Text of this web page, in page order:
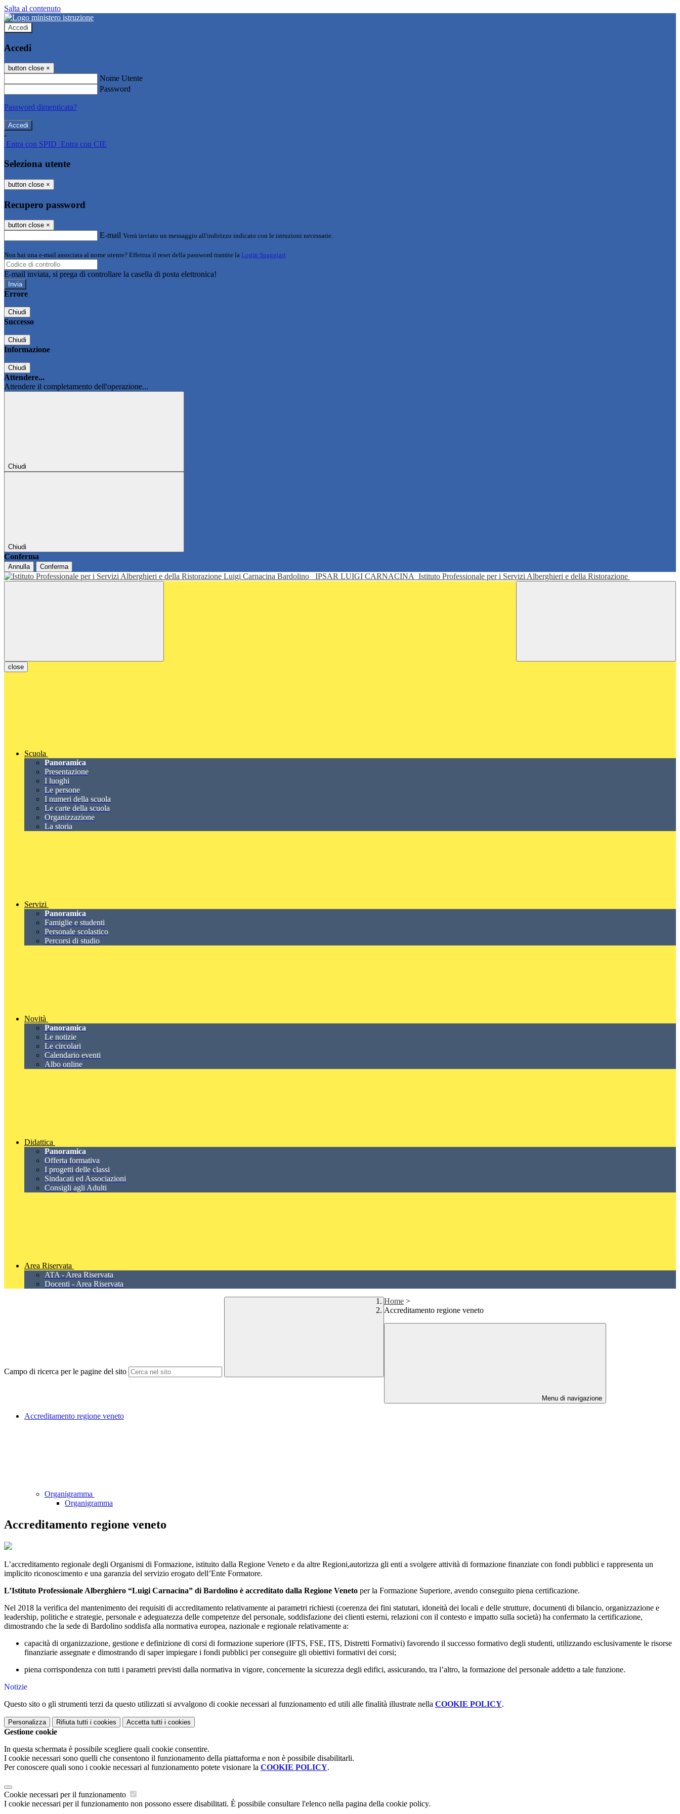
Salta al contenuto
Accedi
Accedi
button close ×
Nome Utente
Password
Password dimenticata?
-
Entra con SPID Entra con CIE
Seleziona utente
button close ×
Recupero password
button close ×
E-mail Verrà inviato un messaggio all'indirizzo indicato con le istruzioni necessarie.
Non hai una e-mail associata al nome utente? Effettua il reset della password tramite la Login Spaggiari
E-mail inviata, si prega di controllare la casella di posta elettronica!
Errore
Chiudi
Successo
Chiudi
Informazione
Chiudi
Attendere...
Attendere il completamento dell'operazione...
Chiudi
Chiudi
Conferma
Annulla Conferma
IPSAR LUIGI CARNACINA Istituto Professionale per i Servizi Alberghieri e della Ristorazione
close
Scuola
Panoramica
Presentazione
I luoghi
Le persone
I numeri della scuola
Le carte della scuola
Organizzazione
La storia
Servizi
Panoramica
Famiglie e studenti
Personale scolastico
Percorsi di studio
Novità
Panoramica
Le notizie
Le circolari
Calendario eventi
Albo online
Didattica
Panoramica
Offerta formativa
I progetti delle classi
Sindacati ed Associazioni
Consigli agli Adulti
Area Riservata
ATA - Area Riservata
Docenti - Area Riservata
Campo di ricerca per le pagine del sito
Home >
Accreditamento regione veneto
Menu di navigazione
Accreditamento regione veneto
Organigramma
Organigramma
Accreditamento regione veneto
L’accreditamento regionale degli Organismi di Formazione, istituito dalla Regione Veneto e da altre Regioni,autorizza gli enti a svolgere attività di formazione finanziate con fondi pubblici e rappresenta un
implicito riconoscimento e una garanzia del servizio erogato dell’Ente Formatore.
L’Istituto Professionale Alberghiero “Luigi Carnacina” di Bardolino è accreditato dalla Regione Veneto per la Formazione Superiore, avendo conseguito piena certificazione.
Nel 2018 la verifica del mantenimento dei requisiti di accreditamento relativamente ai parametri richiesti (coerenza dei fini statutari, idoneità dei locali e delle strutture, documenti di bilancio, organizzazione e
leadership, politiche e strategie, personale e adeguatezza delle competenze del personale, soddisfazione dei clienti esterni, relazioni con il contesto e impatto sulla società) ha confermato la certificazione,
dimostrando che la sede di Bardolino soddisfa alla normativa europea, nazionale e regionale relativamente a:
capacità di organizzazione, gestione e definizione di corsi di formazione superiore (IFTS, FSE, ITS, Distretti Formativi) favorendo il successo formativo degli studenti, utilizzando esclusivamente le risorse
finanziarie assegnate e dimostrando di saper impiegare i fondi pubblici per conseguire gli obiettivi formativi dei corsi;
piena corrispondenza con tutti i parametri previsti dalla normativa in vigore, concernente la sicurezza degli edifici, assicurando, tra l’altro, la formazione del personale addetto a tale funzione.
Notizie
Questo sito o gli strumenti terzi da questo utilizzati si avvalgono di cookie necessari al funzionamento ed utili alle finalità illustrate nella COOKIE POLICY.
Personalizza Rifiuta tutti i cookies Accetta tutti i cookies
Gestione cookie
In questa schermata è possibile scegliere quali cookie consentire.
I cookie necessari sono quelli che consentono il funzionamento della piattaforma e non è possibile disabilitarli.
Per conoscere quali sono i cookie necessari al funzionamento potete visionare la COOKIE POLICY.
Cookie necessari per il funzionamento
I cookie necessari per il funzionamento non possono essere disabilitati. È possibile consultare l'elenco nella pagina della cookie policy.